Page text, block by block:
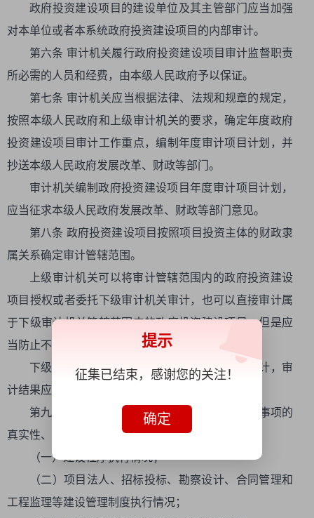
政府投资建设项目的建设单位及其主管部门应当加强
对本单位或者本系统政府投资建设项目的内部审计。
第六条 审计机关履行政府投资建设项目审计监督职责
所必需的人员和经费，由本级人民政府予以保证。
第七条 审计机关应当根据法律、法规和规章的规定，
按照本级人民政府和上级审计机关的要求，确定年度政府
投资建设项目审计工作重点，编制年度审计项目计划，并
抄送本级人民政府发展改革、财政等部门。
审计机关编制政府投资建设项目年度审计项目计划，
应当征求本级人民政府发展改革、财政等部门意见。
第八条 政府投资建设项目按照项目投资主体的财政隶
属关系确定审计管辖范围。
上级审计机关可以将审计管辖范围内的政府投资建设
项目授权或者委托下级审计机关审计，也可以直接审计属
于下级审计机关管辖范围内的政府投资建设项目，但是应
当防止不必要的重复审计。
下级审计机关依据上级审计机关委托实施的审计，审
计结果应当报委托机关审定。
第九条 审计机关应当对政府投资建设项目下列事项的
真实性、合法性和效益性进行审计监督：
（一）建设程序执行情况；
（二）项目法人、招标投标、勘察设计、合同管理和
工程监理等建设管理制度执行情况；
提示
征集已结束，感谢您的关注！
确定